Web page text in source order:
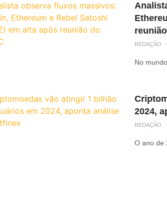
REDAÇÃO
No
2024,
REDAÇÃO
O ano de